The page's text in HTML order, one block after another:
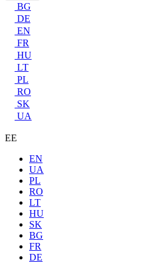
BG
DE
EN
FR
HU
LT
PL
RO
SK
UA
EE
EN
UA
PL
RO
LT
HU
SK
BG
FR
DE